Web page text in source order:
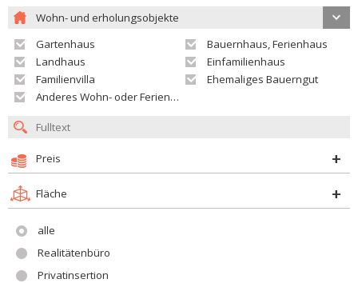
Wohn- und erholungsobjekte
Gartenhaus
Bauernhaus, Ferienhaus
Landhaus
Einfamilienhaus
Familienvilla
Ehemaliges Bauerngut
Anderes Wohn- oder Ferienobjekt
Preis
Fläche
alle
Realitätenbüro
Privatinsertion